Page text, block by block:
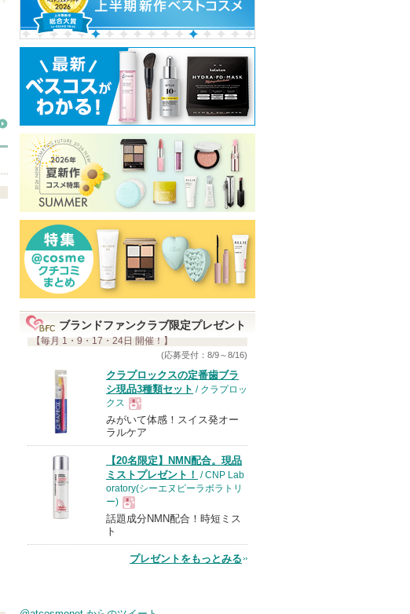
ブランドファンクラブ限定プレゼント
【毎月 1・9・17・24日 開催！】
(応募受付：8/9～8/16)
クラプロックスの定番歯ブラ
シ現品3種類セット / クラプロッ
クス
現
品
みがいて体感！スイス発オー
ラルケア
【20名限定】NMN配合。現品
ミストプレゼント！ / CNP Lab
oratory(シーエヌピーラボラトリ
ー)
現
品
話題成分NMN配合！時短ミス
ト
プレゼントをもっとみる